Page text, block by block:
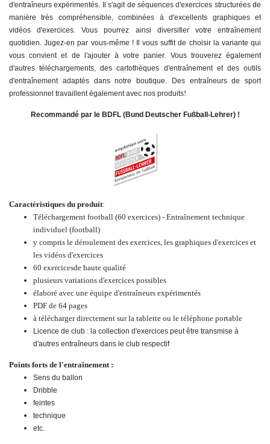
d'entraîneurs expérimentés. Il s'agit de séquences d'exercices structurées de
manière très compréhensible, combinées à d'excellents graphiques et
vidéos d'exercices. Vous pourrez ainsi diversifier votre entraînement
quotidien. Jugez-en par vous-même !
Il vous suffit de choisir la variante qui
vous convient et de l'ajouter à votre panier. Vous trouverez également
d'autres téléchargements, des cartothèques d'entraînement et des outils
d'entraînement adaptés dans notre boutique. Des entraîneurs de sport
professionnel travaillent également avec nos produits!
Recommandé par le BDFL (Bund Deutscher Fußball-Lehrer) !
Caractéristiques du produit:
Téléchargement football (60 exercices) - Entraînement technique
individuel (football)
y compris le déroulement des exercices, les graphiques d'exercices et
les vidéos d'exercices
60 exercicesde haute qualité
plusieurs variations d'exercices possibles
élaboré avec une équipe d'entraîneurs expérimentés
PDF de 64 pages
à télécharger directement sur la tablette ou le téléphone portable
Licence de club : la collection d'exercices peut être transmise à
d'autres entraîneurs dans le club respectif
Points forts de l'entraînement :
Sens du ballon
Dribble
feintes
technique
etc.